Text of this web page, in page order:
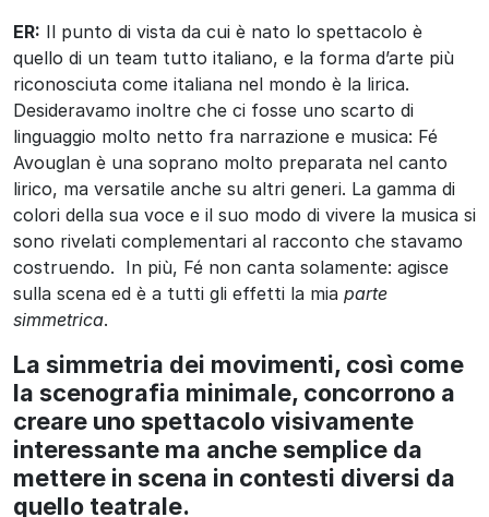
ER: Il punto di vista da cui è nato lo spettacolo è
quello di un team tutto italiano, e la forma d’arte più
riconosciuta come italiana nel mondo è la lirica.
Desideravamo inoltre che ci fosse uno scarto di
linguaggio molto netto fra narrazione e musica: Fé
Avouglan è una soprano molto preparata nel canto
lirico, ma versatile anche su altri generi. La gamma di
colori della sua voce e il suo modo di vivere la musica si
sono rivelati complementari al racconto che stavamo
costruendo. In più, Fé non canta solamente: agisce
sulla scena ed è a tutti gli effetti la mia parte
simmetrica.
La simmetria dei movimenti, così come
la scenografia minimale, concorrono a
creare uno spettacolo visivamente
interessante ma anche semplice da
mettere in scena in contesti diversi da
quello teatrale.